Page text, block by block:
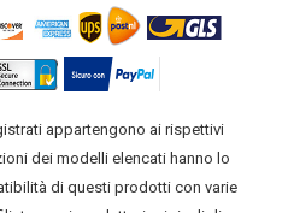
appartengono ai rispettivi
dei modelli elencati hanno lo
di questi prodotti con varie